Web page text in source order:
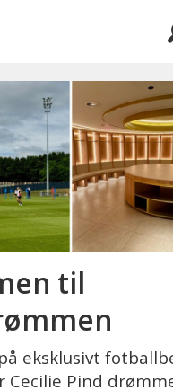
til
på eksklusivt
Cecilie Pind